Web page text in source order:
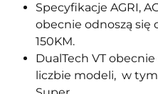
Specyfikacje AGRI,
obecnie odnoszą się
150KM.
DualTech VT
liczbie modeli, w tym